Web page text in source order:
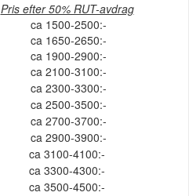
Pris efter 50% RUT-avdrag
ca 1500-2500:-
ca 1650-2650:-
ca 1900-2900:-
ca 2100-3100:-
ca 2300-3300:-
ca 2500-3500:-
ca 2700-3700:-
ca 2900-3900:-
ca 3100-4100:-
ca 3300-4300:-
ca 3500-4500:-